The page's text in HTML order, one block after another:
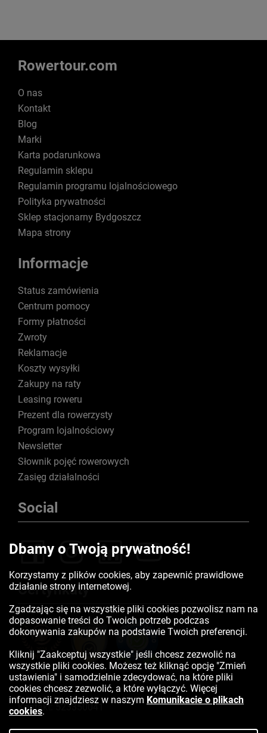
Rowertour.com
O nas
Kontakt
Blog
Marki
Karta podarunkowa
Regulamin sklepu
Regulamin programu lojalnościowego
Polityka prywatności
Sklep stacjonarny Bydgoszcz
Mapa strony
Informacje
Status zamówienia
Centrum pomocy
Formy płatności
Zwroty
Reklamacje
Koszty wysyłki
Zakupy na raty
Leasing roweru
Prezent dla rowerzysty
Program lojalnościowy
Newsletter
Słownik pojęć rowerowych
Zasięg działalności
Social
Certyfikaty
Kontakt:523350041
Dbamy o Twoją prywatność!
Korzystamy z plików cookies, aby zapewnić prawidłowe
działanie strony internetowej.
Zgadzając się na wszystkie pliki cookies pozwolisz nam na
dopasowanie treści do Twoich potrzeb podczas
dokonywania zakupów na podstawie Twoich preferencji.
Kliknij "Zaakceptuj wszystkie" jeśli chcesz zezwolić na
wszystkie pliki cookies. Możesz też kliknąć opcję "Zmień
ustawienia" i samodzielnie zdecydować, na które pliki
cookies chcesz zezwolić, a które wyłączyć. Więcej
informacji znajdziesz w naszym Komunikacie o plikach
cookies.